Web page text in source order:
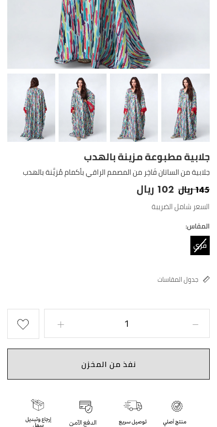
جلابية مطبوعة مزينة بالهدب
جلابية من الساتان فَاخِر من المصمم الراقي بأكمام مُزيَّنة بالهدب
ريال145 ريال 102
السعر شامل الضريبة
المقاس:
فري
جدول المقاسات
نفذ من المخزن